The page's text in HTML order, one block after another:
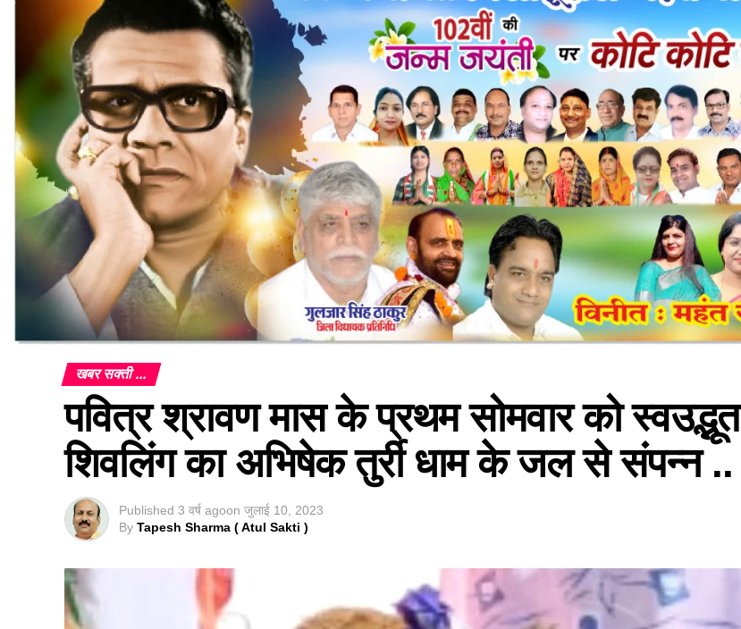
खबर सक्ती ...
पवित्र श्रावण मास के प्रथम सोमवार को स्वउद्भूत
शिवलिंग का अभिषेक तुर्री धाम के जल से संपन्न ..
Published 3 वर्ष agoon जुलाई 10, 2023
By Tapesh Sharma ( Atul Sakti )